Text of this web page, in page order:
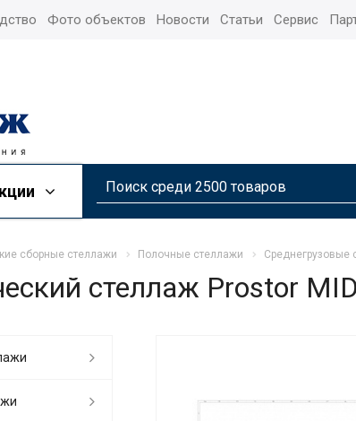
Фото объектов Новости Статьи Сервис
сборные стеллажи Полочные стеллажи Среднегрузовые
стеллаж Prostor